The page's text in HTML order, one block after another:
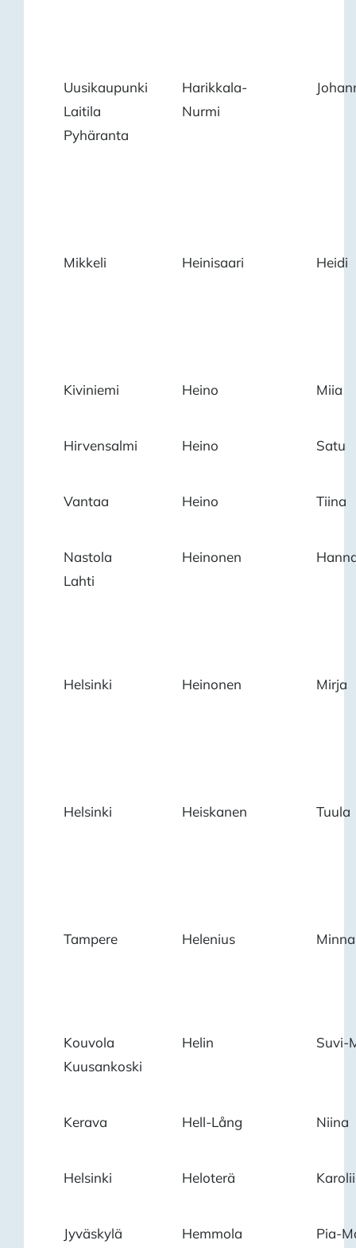
Uusikaupunki
Laitila
Pyhäranta
Harikkala-
Nurmi
Mikkeli Heinisaari Heidi
Kiviniemi Heino Miia
Hirvensalmi Heino Satu
Vantaa Heino Tiina
Nastola
Lahti
Heinonen
Helsinki Heinonen Mirja
Helsinki Heiskanen Tuula
Tampere Helenius Minna
Kouvola
Kuusankoski
Helin Suvi-
Kerava Hell-Lång Niina
Helsinki Heloterä
Jyväskylä Hemmola Pia-